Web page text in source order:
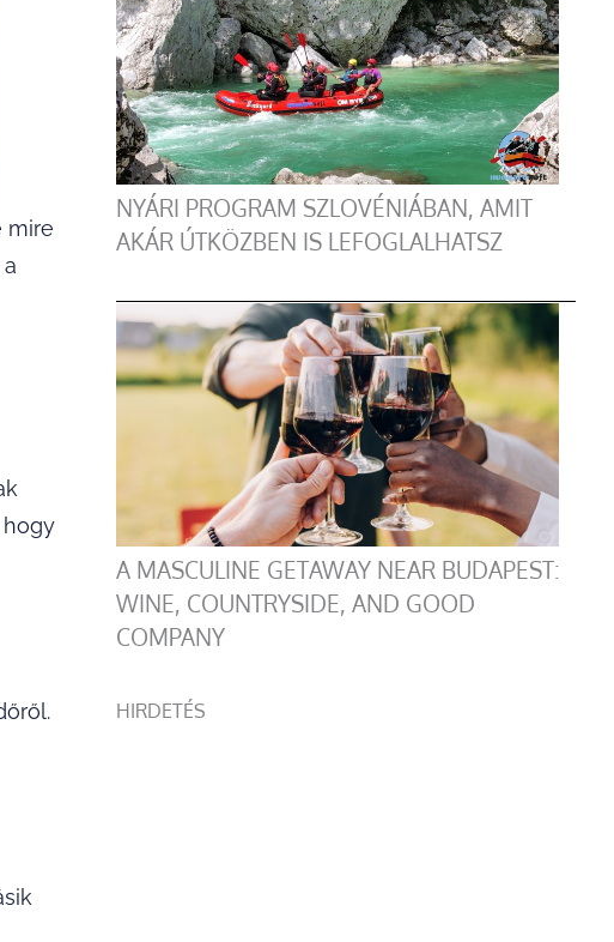
mire
hogy
NYÁRI PROGRAM SZLOVÉNIÁBAN, AMIT
AKÁR ÚTKÖZBEN IS LEFOGLALHATSZ
A MASCULINE GETAWAY NEAR BUDAPEST:
WINE, COUNTRYSIDE, AND GOOD
COMPANY
HIRDETÉS